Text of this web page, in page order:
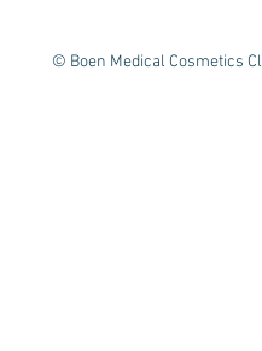
© Boen Medical Cosmetics